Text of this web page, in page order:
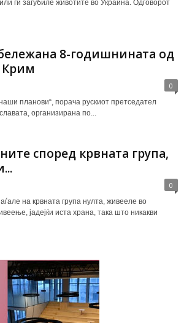
ги загубиле животите во Украина. Одговорот
8-годишнината од
Крим
0
планови“, порача рускиот претседател
организирана по...
според крвната група,
0
на крвната група нулта, живееле во
јадејќи иста храна, така што никакви